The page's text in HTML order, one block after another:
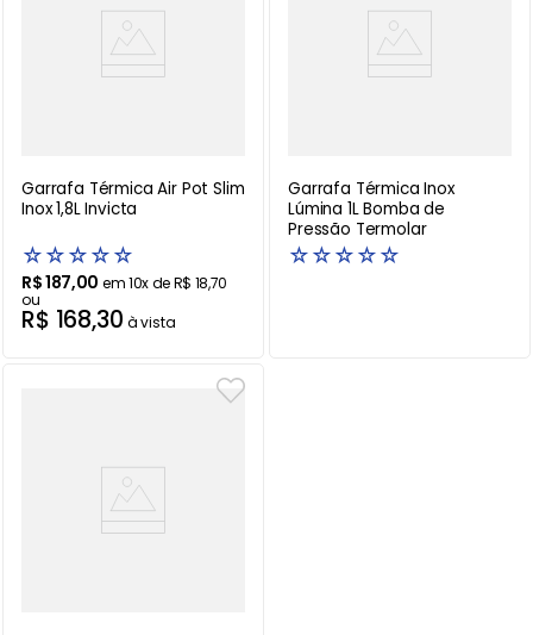
Garrafa Térmica Air Pot Slim
Inox 1,8L Invicta
☆☆☆☆☆
R$187,00 em10x deR$ 18,70
ou
R$ 168,30 à vista
Garrafa Térmica Inox
Lúmina 1L Bomba de
Pressão Termolar
☆☆☆☆☆